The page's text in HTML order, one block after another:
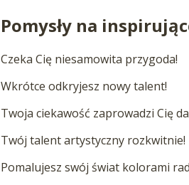
Pomysły na
Czeka Cię niesamowita przygoda!
Wkrótce odkryjesz nowy talent!
Twoja ciekawość zaprowadzi Cię
Twój talent artystyczny rozkwitnie!
Pomalujesz swój świat kolorami